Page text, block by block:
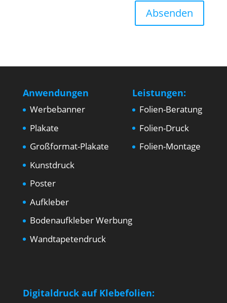
Absenden
Anwendungen
Werbebanner
Plakate
Großformat-Plakate
Kunstdruck
Poster
Aufkleber
Bodenaufkleber Werbung
Wandtapetendruck
Leistungen:
Folien-Beratung
Folien-Druck
Folien-Montage
Digitaldruck auf Klebefolien: